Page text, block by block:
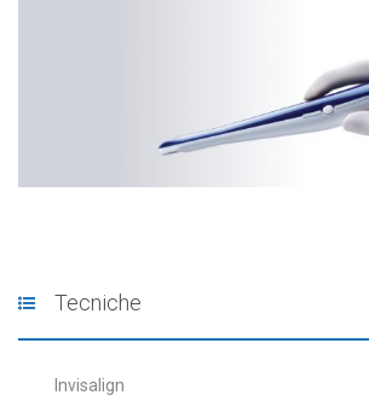
Tecniche
Invisalign